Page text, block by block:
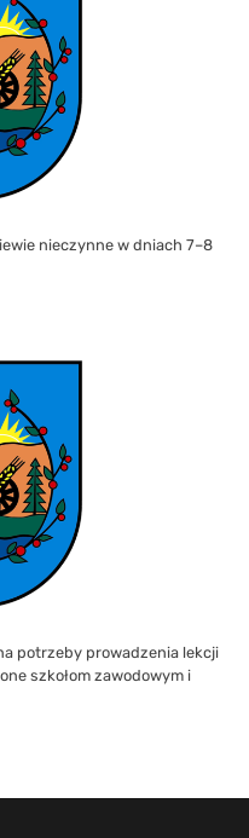
nieczynne w dniach 7–8
potrzeby prowadzenia lekcji
szkołom zawodowym i